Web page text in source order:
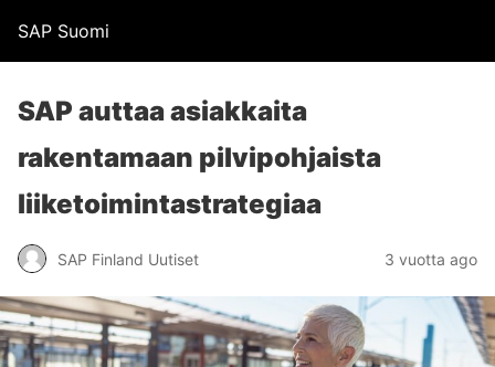
SAP Suomi
SAP auttaa asiakkaita
rakentamaan pilvipohjaista
liiketoimintastrategiaa
SAP Finland Uutiset 3 vuotta ago